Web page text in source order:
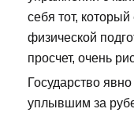
себя тот,
физической
просчет, очень
Государство
уплывшим за